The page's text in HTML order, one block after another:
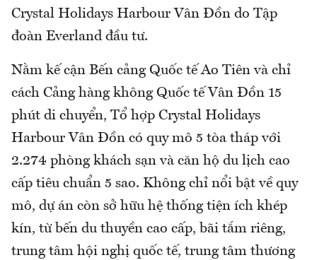
Crystal Holidays Harbour Vân Đồn do Tập
đoàn Everland đầu tư.
Nằm kế cận Bến cảng Quốc tế Ao Tiên và chỉ
cách Cảng hàng không Quốc tế Vân Đồn 15
phút di chuyển, Tổ hợp Crystal Holidays
Harbour Vân Đồn có quy mô 5 tòa tháp với
2.274 phòng khách sạn và căn hộ du lịch cao
cấp tiêu chuẩn 5 sao. Không chỉ nổi bật về quy
mô, dự án còn sở hữu hệ thống tiện ích khép
kín, từ bến du thuyền cao cấp, bãi tắm riêng,
trung tâm hội nghị quốc tế, trung tâm thương